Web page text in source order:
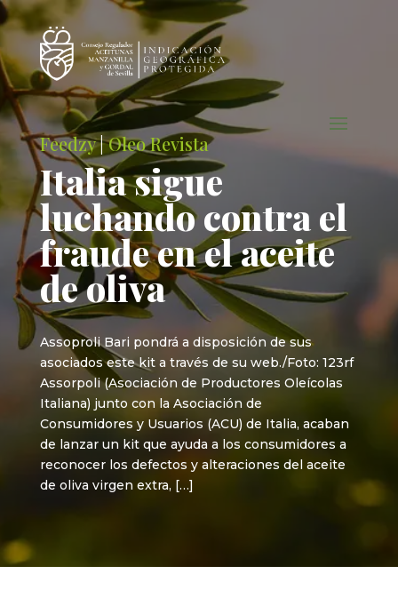
Feedzy|Oleo Revista
Italia sigue
luchando contra el
fraude en el aceite
de oliva
Assoproli Bari pondrá a disposición de sus
asociados este kit a través de su web./Foto: 123rf
Assorpoli (Asociación de Productores Oleícolas
Italiana) junto con la Asociación de
Consumidores y Usuarios (ACU) de Italia, acaban
de lanzar un kit que ayuda a los consumidores a
reconocer los defectos y alteraciones del aceite
de oliva virgen extra, […]